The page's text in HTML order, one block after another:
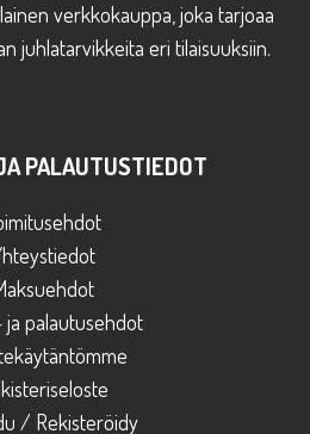
verkkokauppa, joka tarjoaa
juhlatarvikkeita eri tilaisuuksiin.
PALAUTUSTIEDOT
ja palautusehdot
/ Rekisteröidy